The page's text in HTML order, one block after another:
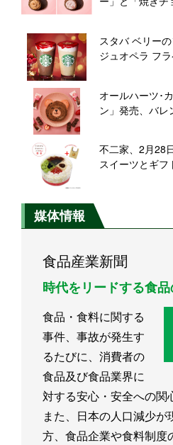
発売、オレン
スタバ ベリー
ジュオペラ フ
オールハーツ･
ン」発売、バ
なども同時発売
不二家、2月28
スイーツとギフ
媒体情報
食品産業新聞
時代をリードする食
食品・食料に関する
事件、事故が発生す
るたびに、消費者の
食品及び食品業界に
対する安心・安全への関
また、日本の人口減少が
方、食品企業や食料制度